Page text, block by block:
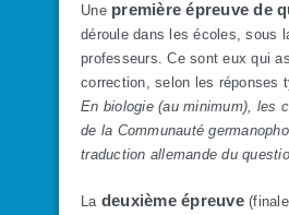
Une première épreuve de
déroule dans les écoles, sous
professeurs. Ce sont eux qui
correction, selon les réponses
En biologie (au minimum), les
de la Communauté
traduction allemande du
La deuxième épreuve